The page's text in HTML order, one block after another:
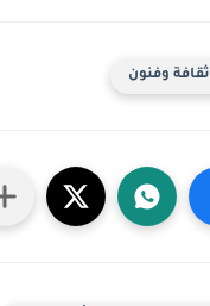
ثقافة وفنون